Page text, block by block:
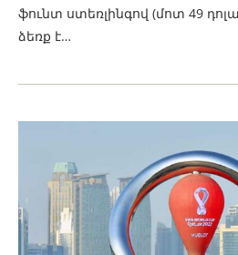
ֆունտ ստեռլինգով (մոտ 49
ձեռք է…